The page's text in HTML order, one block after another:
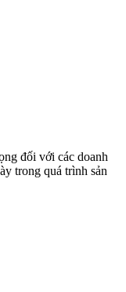
đối với các doanh
trong quá trình sản